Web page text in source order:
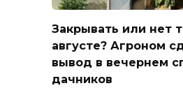
Закрывать или нет
августе? Агроном
вывод в вечернем
дачников